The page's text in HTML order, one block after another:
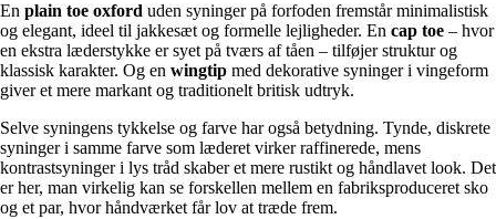
En plain toe oxford uden syninger på forfoden fremstår minimalistisk
og elegant, ideel til jakkesæt og formelle lejligheder. En cap toe – hvor
en ekstra læderstykke er syet på tværs af tåen – tilføjer struktur og
klassisk karakter. Og en wingtip med dekorative syninger i vingeform
giver et mere markant og traditionelt britisk udtryk.
Selve syningens tykkelse og farve har også betydning. Tynde, diskrete
syninger i samme farve som læderet virker raffinerede, mens
kontrastsyninger i lys tråd skaber et mere rustikt og håndlavet look. Det
er her, man virkelig kan se forskellen mellem en fabriksproduceret sko
og et par, hvor håndværket får lov at træde frem.